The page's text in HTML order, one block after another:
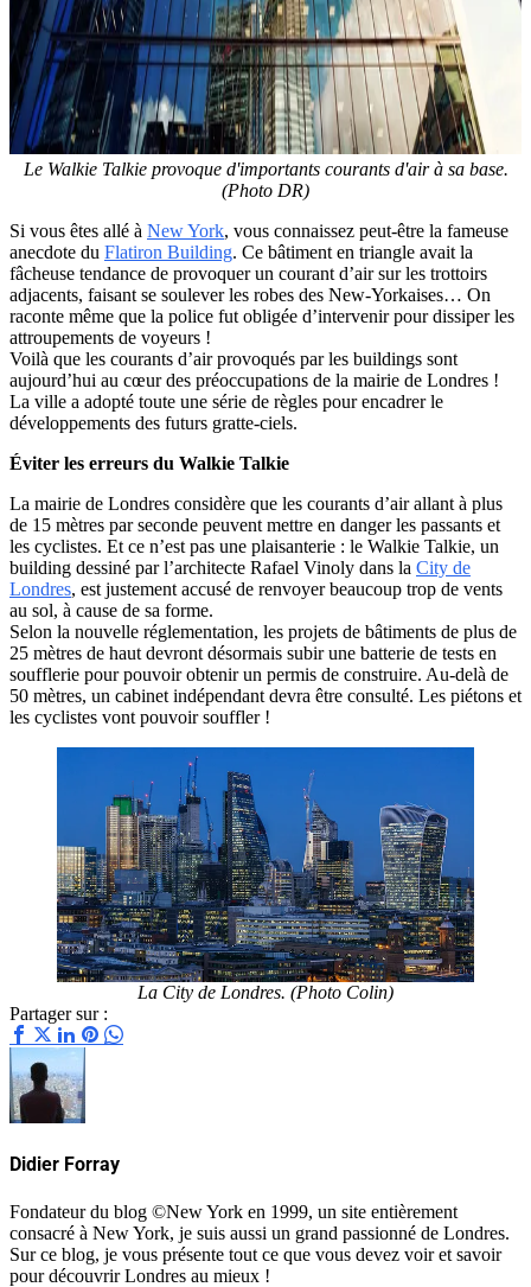
Le Walkie Talkie provoque d'importants courants d'air à sa base.
(Photo DR)
Si vous êtes allé à New York, vous connaissez peut-être la fameuse
anecdote du Flatiron Building. Ce bâtiment en triangle avait la
fâcheuse tendance de provoquer un courant d’air sur les trottoirs
adjacents, faisant se soulever les robes des New-Yorkaises… On
raconte même que la police fut obligée d’intervenir pour dissiper les
attroupements de voyeurs !
Voilà que les courants d’air provoqués par les buildings sont
aujourd’hui au cœur des préoccupations de la mairie de Londres !
La ville a adopté toute une série de règles pour encadrer le
développements des futurs gratte-ciels.
Éviter les erreurs du Walkie Talkie
La mairie de Londres considère que les courants d’air allant à plus
de 15 mètres par seconde peuvent mettre en danger les passants et
les cyclistes. Et ce n’est pas une plaisanterie : le Walkie Talkie, un
building dessiné par l’architecte Rafael Vinoly dans la City de
Londres, est justement accusé de renvoyer beaucoup trop de vents
au sol, à cause de sa forme.
Selon la nouvelle réglementation, les projets de bâtiments de plus de
25 mètres de haut devront désormais subir une batterie de tests en
soufflerie pour pouvoir obtenir un permis de construire. Au-delà de
50 mètres, un cabinet indépendant devra être consulté. Les piétons et
les cyclistes vont pouvoir souffler !
La City de Londres. (Photo Colin)
Partager sur :
Didier Forray
Fondateur du blog ©New York en 1999, un site entièrement
consacré à New York, je suis aussi un grand passionné de Londres.
Sur ce blog, je vous présente tout ce que vous devez voir et savoir
pour découvrir Londres au mieux !